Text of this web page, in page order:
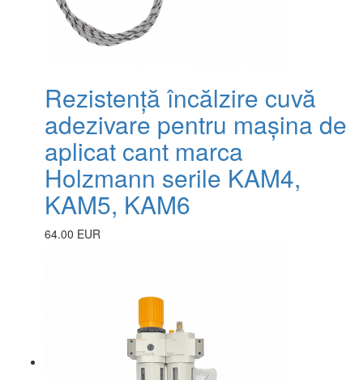
Rezistență încălzire cuvă
adezivare pentru mașina de
aplicat cant marca
Holzmann serile KAM4,
KAM5, KAM6
64.00 EUR